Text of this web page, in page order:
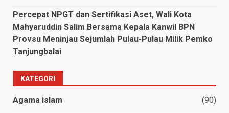
Percepat NPGT dan Sertifikasi Aset, Wali Kota
Mahyaruddin Salim Bersama Kepala Kanwil BPN
Provsu Meninjau Sejumlah Pulau-Pulau Milik Pemko
Tanjungbalai
KATEGORI
Agama islam (90)